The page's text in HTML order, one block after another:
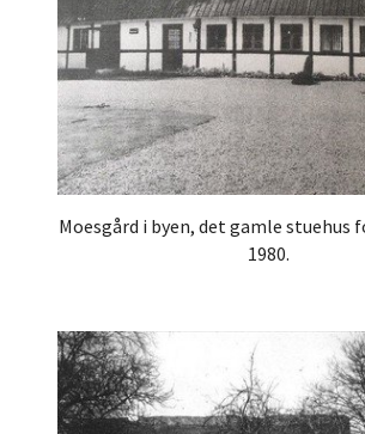
Moesgård i byen, det gamle stuehus
1980.